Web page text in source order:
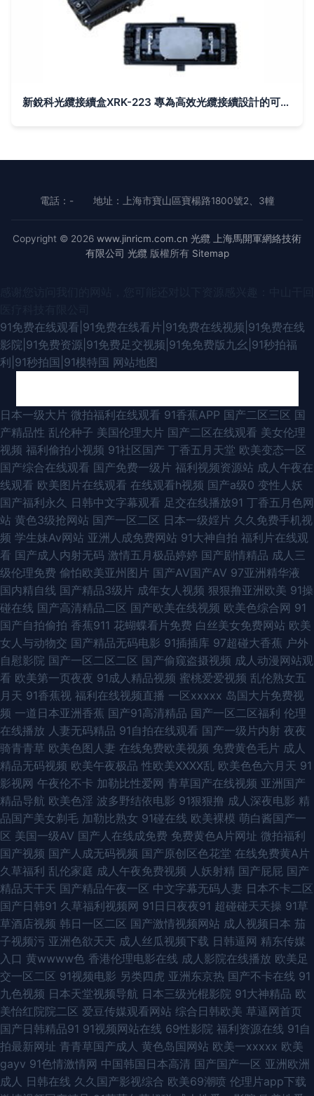
新銳科光纜接續盒XRK-223 專為高效光纜接續設計的可靠解決方案
電話：- 地址：上海市寶山區寶楊路1800號2、3幢
Copyright © 2026 www.jinricm.com.cn 光纜
上海馬開軍網絡技術
有限公司 光纜 版權所有 Sitemap
91免费在线观看|91免费在线看片|91免费在线视频|91免费在线
影院|91免费资源|91免费足交视频|91免免费版九幺|91秒拍福
利|91秒拍国|91模特国 网站地图
91桃色国产探花 欧美亚成人网 久草色在线91 91国产高清视频 国产精品
午夜理伦三级做爰电影 91大神网站在线观看 色色男人的天堂AV 91刺激在线
堂网 蜜桃性视频免费看 欧美性黄色日韩性 日韩免费乱轮网站 色色热94 日韩
亚洲综合在线 天堂色色 色色综合网免费观看 影音先锋岛国电影 91夫妻网 91
久草资源日韩精品 免费在线www 美女很黄免费 青娱乐91伦理 欧美蜘蛛
超碰九色 91豆花网页在线看 91国产微拍 后入巨乳 亚洲涩色在线 久草韩日
库 色蜜桃臀部 日韩综合网址 深夜成人AV福利 91伊人综合在线 伊人艹91 日
日本一级大片 微拍福利在线观看 91香蕉APP 国产二区三区 国
产精品性 乱伦种子 美国伦理大片 国产二区在线观看 美女伦理
视频 福利偷拍小视频 91社区国产 丁香五月天堂 欧美变态一区
国产综合在线观看 国产免费一级片 福利视频资源站 成人午夜在
线观看 欧美图片在线观看 在线观看h视频 国产a级0 变性人妖
国产福利永久 日韩中文字幕观看 足交在线播放91 丁香五月色网
站 黄色3级抢网站 国产一区二区 日本一级婬片 久久免费手机视
频 学生妹Av网站 亚洲人成免费网站 91大神自拍 福利片在线观
看 国产成人内射无码 激情五月极品婷婷 国产剧情精品 成人三
级伦理免费 偷怕欧美亚州图片 国产AV国产AV 97亚洲精华液
国内精自线 国产精品3级片 成年女人视频 狠狠撸亚洲欧美 91操
碰在线 国产高清精品二区 国产欧美在线视频 欧美色综合网 91
国产自拍偷拍 香蕉911 花蝴蝶看片免费 白丝美女免费网站 欧美
女人与动物交 国产精品无码电影 91插插库 97超碰大香蕉 户外
自慰影院 国产一区二区二区 国产偷窥盗摄视频 成人动漫网站观
看 欧美第一页夜夜 91成人精品视频 蜜桃爱爱视频 乱伦熟女五
月天 91香蕉视 福利在线视频直播 一区xxxxx 岛国大片免费视
频 一道日本亚洲香蕉 国产91高清精品 国产一区二区福利 伦理
在线播放 人妻无码精品 91自拍在线观看 国产一级片内射 夜夜
骑青青草 欧美色图人妻 在线免费欧美视频 免费黄色毛片 成人
精品无码视频 欧美午夜极品 性欧美ⅩⅩⅩⅩ乱 欧美色色六月天 91
影视网 午夜伦不卡 加勒比性爱网 青草国产在线视频 亚洲国产
精品导航 欧美色淫 波多野结依电影 91狠狠撸 成人深夜电影 精
品国产美女剃毛 加勒比熟女 91碰在线 欧美裸模 萌白酱国产一
区 美国一级AV 国产人在线成免费 免费黄色A片网址 微拍福利
国产视频 国产人成无码视频 国产原创区色花堂 在线免费黄A片
久草福利 乱伦家庭 成人午夜免费视频 人妖射精 国产屁屁 国产
精品天干天 国产精品午夜一区 中文字幕无码人妻 日本不卡二区
国产日韩91 久草福利视频网 91日日夜夜91 超碰碰天天操 91草
草酒店视频 韩日一区二区 国产激情视频网站 成人视频日本 茄
子视频污 亚洲色欲天天 成人丝瓜视频下载 日韩逼网 精东传媒
入口 黄wwww色 香港伦理电影在线 成人影院在线播放 欧美足
交一区二区 91视频电影 另类四虎 亚洲东京热 国产不卡在线 91
九色视频 日本天堂视频导航 日本三级光棍影院 91大神精品 欧
美怡红院院二区 爱豆传媒观看网站 综合日韩欧美 草逼网首页
国产日韩精品91 91视频网站在线 69性影院 福利资源在线 91自
拍最新网址 青青草国产成人 黄色岛国网站 欧美一xxxxx 欧美
gayv 91色情激情网 中国韩国日本高清 国产国产一区 亚洲欧洲
成人 日韩在线 久久国产影视综合 欧美69潮喷 伦理片app下载